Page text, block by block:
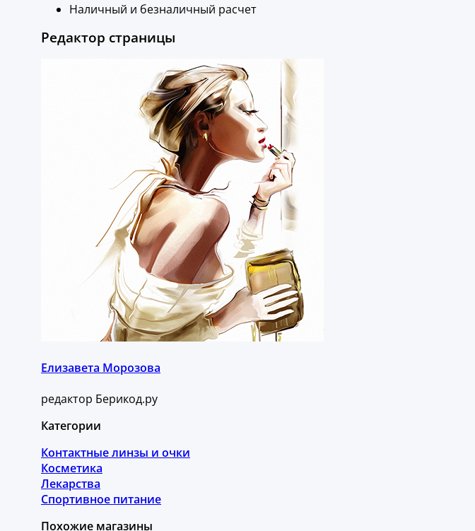
Наличный и безналичный расчет
Редактор страницы
Елизавета Морозова
редактор Берикод.ру
Категории
Контактные линзы и очки
Косметика
Лекарства
Спортивное питание
Похожие магазины